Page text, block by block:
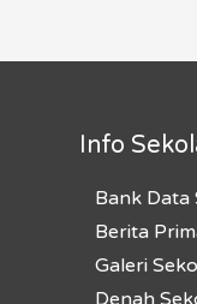
Info
Bank Data
Berita
Galeri